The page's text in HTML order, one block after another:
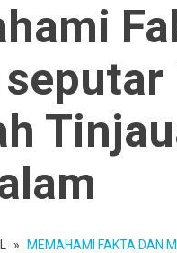
» MEMAHAMI FAKTA DAN